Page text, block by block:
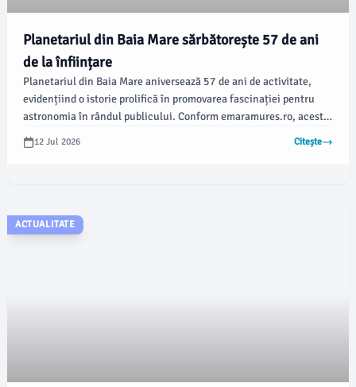
Planetariul din Baia Mare sărbătorește 57 de ani
de la înființare
Planetariul din Baia Mare aniversează 57 de ani de activitate,
evidențiind o istorie prolifică în promovarea fascinației pentru
astronomia în rândul publicului. Conform emaramures.ro, acest
loc emblematic a fost inaugurat pe 1 iulie 1969, devenind astfel
primul planetariu public din România.
12 Jul 2026 Citește
ACTUALITATE